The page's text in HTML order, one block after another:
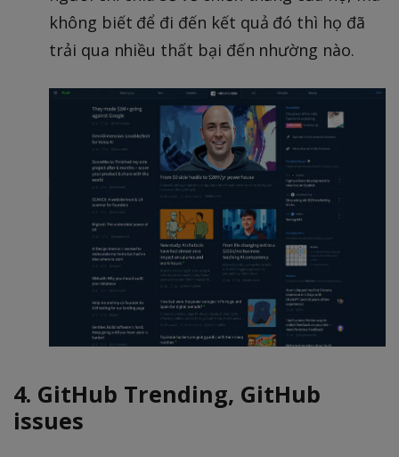
không biết để đi đến kết quả đó thì họ đã
trải qua nhiều thất bại đến nhường nào.
4. GitHub Trending, GitHub
issues